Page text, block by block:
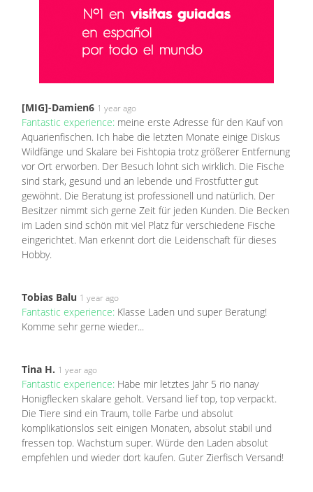
[MIG]-Damien6 1 year ago
Fantastic experience: meine erste Adresse für den Kauf von
Aquarienfischen. Ich habe die letzten Monate einige Diskus
Wildfänge und Skalare bei Fishtopia trotz größerer Entfernung
vor Ort erworben. Der Besuch lohnt sich wirklich. Die Fische
sind stark, gesund und an lebende und Frostfutter gut
gewöhnt. Die Beratung ist professionell und natürlich. Der
Besitzer nimmt sich gerne Zeit für jeden Kunden. Die Becken
im Laden sind schön mit viel Platz für verschiedene Fische
eingerichtet. Man erkennt dort die Leidenschaft für dieses
Hobby.
Tobias Balu 1 year ago
Fantastic experience: Klasse Laden und super Beratung!
Komme sehr gerne wieder...
Tina H. 1 year ago
Fantastic experience: Habe mir letztes Jahr 5 rio nanay
Honigflecken skalare geholt. Versand lief top, top verpackt.
Die Tiere sind ein Traum, tolle Farbe und absolut
komplikationslos seit einigen Monaten, absolut stabil und
fressen top. Wachstum super. Würde den Laden absolut
empfehlen und wieder dort kaufen. Guter Zierfisch Versand!